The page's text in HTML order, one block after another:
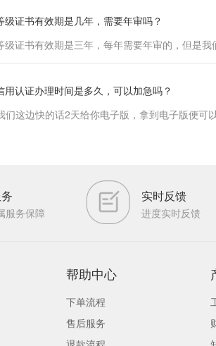
级证书有效期是几年，需要年审吗？
级证书有效期是三年，每年需要年审的，但是
用认证办理时间是多久，可以加急吗？
们这边快的话2天给你电子版，拿到电子版便可
服务保障
实时反馈
进度实时反馈
帮助中心
下单流程
售后服务